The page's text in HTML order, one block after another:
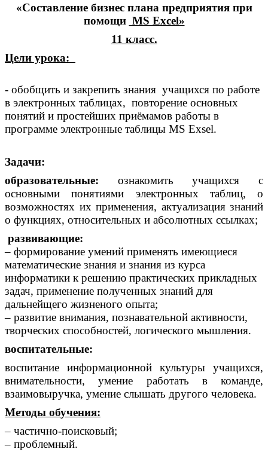
«Составление бизнес плана предприятия при
помощи MS Excel»
11 класс.
Цели урока:
- обобщить и закрепить знания учащихся по работе
в электронных таблицах, повторение основных
понятий и простейших приёмамов работы в
программе электронные таблицы MS Exsel.
Задачи:
образовательные: ознакомить учащихся с
основными понятиями электронных таблиц, о
возможностях их применения, актуализация знаний
о функциях, относительных и абсолютных ссылках;
развивающие:
– формирование умений применять имеющиеся
математические знания и знания из курса
информатики к решению практических прикладных
задач, применение полученных знаний для
дальнейщего жизненого опыта;
– развитие внимания, познавательной активности,
творческих способностей, логического мышления.
воспитательные:
воспитание информационной культуры учащихся,
внимательности, умение работать в команде,
взаимовыручка, умение слышать другого человека.
Методы обучения:
– частично-поисковый;
– проблемный.